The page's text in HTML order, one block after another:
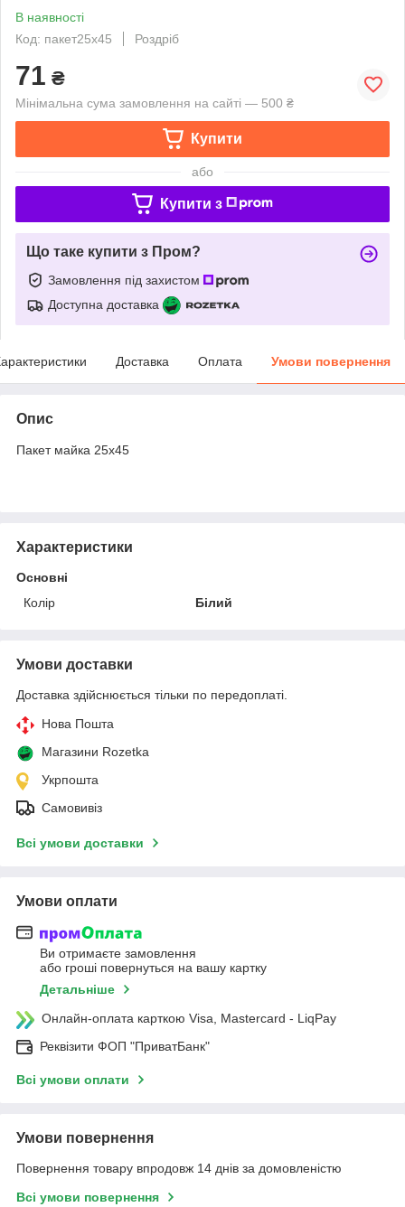
В наявності
Код: пакет25х45
Роздріб
71 ₴
Мінімальна сума замовлення на сайті — 500 ₴
Купити
або
Купити з
Що таке купити з Пром?
Замовлення під захистом
Доступна доставка
Доставка Оплата Умови повернення
Опис
Пакет майка 25х45
Характеристики
Основні
Колір
Білий
Умови доставки
Доставка здійснюється тільки по передоплаті.
Нова Пошта
Магазини Rozetka
Укрпошта
Самовивіз
Всі умови доставки
Умови оплати
Ви отримаєте замовлення
або гроші повернуться на вашу картку
Детальніше
Онлайн-оплата карткою Visa, Mastercard - LiqPay
Реквізити ФОП "ПриватБанк"
Всі умови оплати
Умови повернення
Повернення товару впродовж 14 днів за домовленістю
Всі умови повернення